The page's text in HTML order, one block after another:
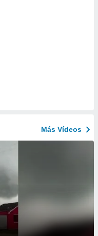
Más Vídeos